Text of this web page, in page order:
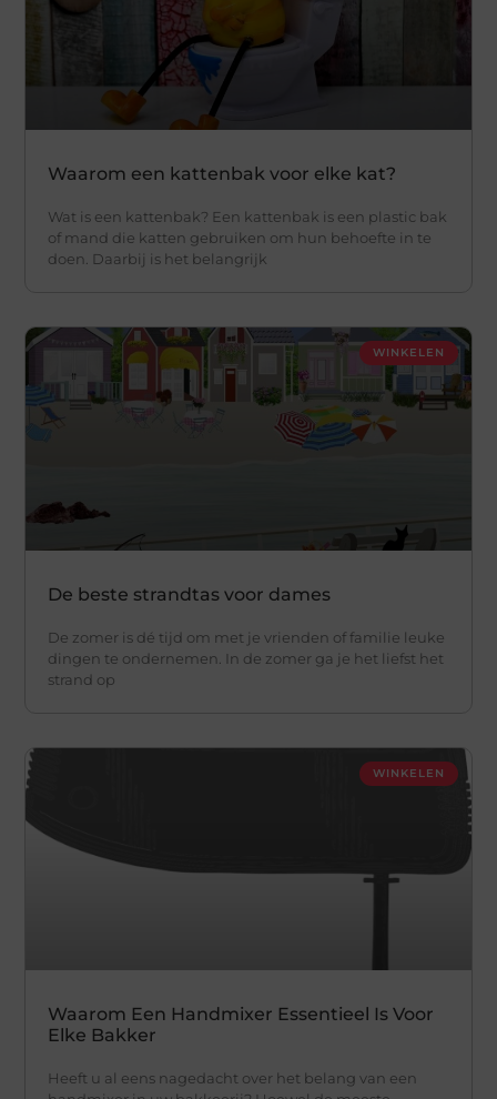
Waarom een kattenbak voor elke kat?
Wat is een kattenbak? Een kattenbak is een plastic bak
of mand die katten gebruiken om hun behoefte in te
doen. Daarbij is het belangrijk
WINKELEN
De beste strandtas voor dames
De zomer is dé tijd om met je vrienden of familie leuke
dingen te ondernemen. In de zomer ga je het liefst het
strand op
WINKELEN
Waarom Een Handmixer Essentieel Is Voor
Elke Bakker
Heeft u al eens nagedacht over het belang van een